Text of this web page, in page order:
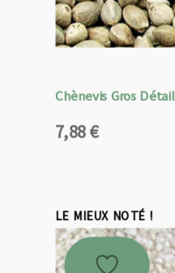
Chènevis Gros Détail
7,88€
LE MIEUX NOTÉ !